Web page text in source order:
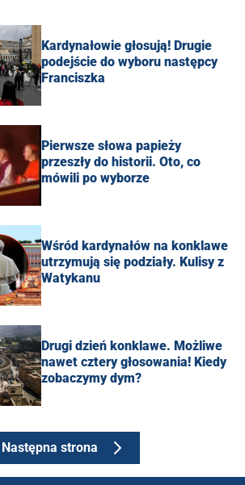
Kardynałowie głosują! Drugie
podejście do wyboru następcy
Franciszka
Pierwsze słowa papieży
przeszły do historii. Oto, co
mówili po wyborze
Wśród kardynałów na konklawe
utrzymują się podziały. Kulisy z
Watykanu
Drugi dzień konklawe. Możliwe
nawet cztery głosowania! Kiedy
zobaczymy dym?
Następna strona